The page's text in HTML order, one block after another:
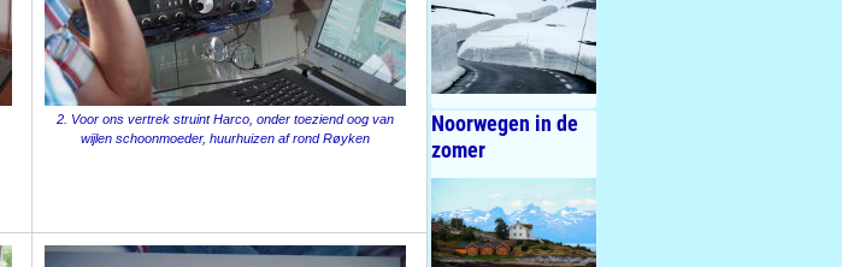
2. Voor ons vertrek struint Harco, onder toeziend oog van
wijlen schoonmoeder, huurhuizen af rond Røyken
Noorwegen in de
zomer